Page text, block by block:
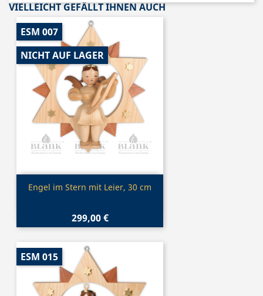
VIELLEICHT GEFÄLLT IHNEN AUCH
Vorschau
Engel im Stern mit Leier, 30 cm
299,00 €
ESM 007
NICHT AUF LAGER
ESM 015